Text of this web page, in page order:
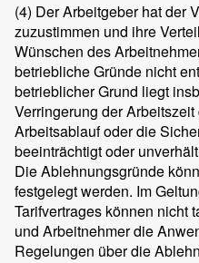
(4) Der Arbeitgeber hat der
zuzustimmen und ihre
Wünschen des
betriebliche Gründe nicht
betrieblicher Grund liegt
Verringerung der
Arbeitsablauf oder die
beeinträchtigt oder
Die Ablehnungsgründe
festgelegt werden. Im
Tarifvertrages können nicht
und Arbeitnehmer die
Regelungen über die